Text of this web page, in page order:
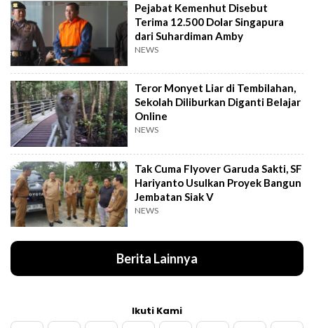
Pejabat Kemenhut Disebut
Terima 12.500 Dolar Singapura
dari Suhardiman Amby
NEWS
Teror Monyet Liar di Tembilahan,
Sekolah Diliburkan Diganti Belajar
Online
NEWS
Tak Cuma Flyover Garuda Sakti, SF
Hariyanto Usulkan Proyek Bangun
Jembatan Siak V
NEWS
Berita Lainnya
Ikuti Kami